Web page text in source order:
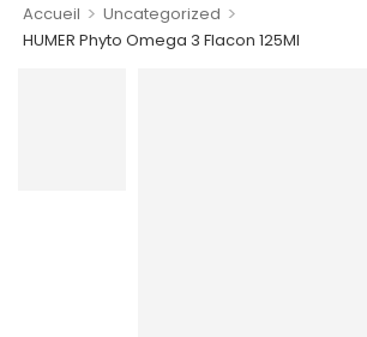
Accueil > Uncategorized >
HUMER Phyto Omega 3 Flacon 125Ml